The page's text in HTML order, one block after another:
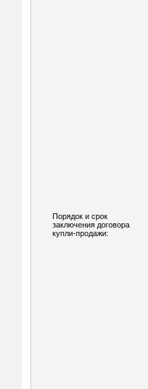
Порядок и срок
заключения договора
купли-продажи: